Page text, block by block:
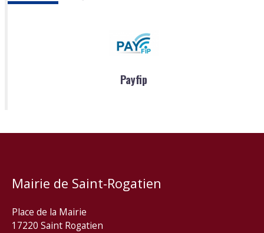
Payfip
Mairie de Saint-Rogatien
Place de la Mairie
17220 Saint Rogatien